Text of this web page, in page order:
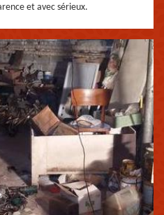
et avec sérieux.